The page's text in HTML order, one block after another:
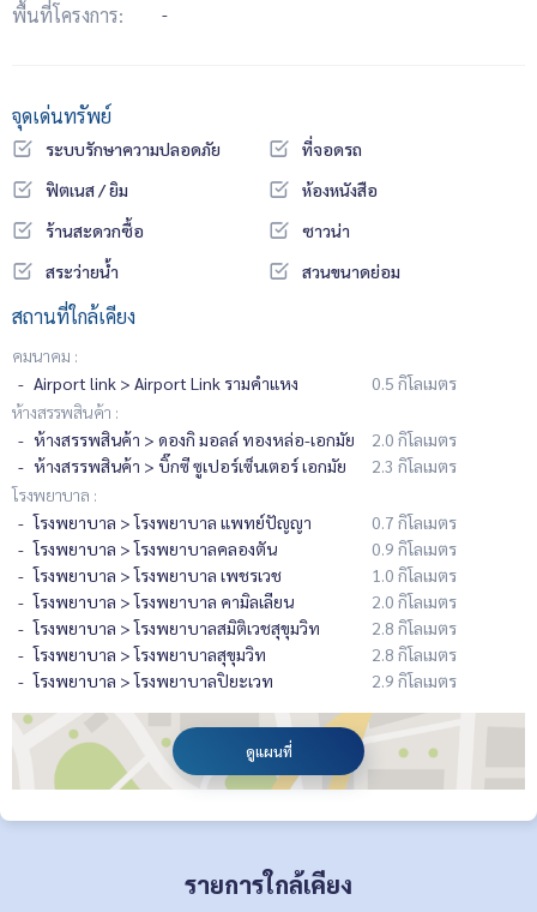
พื้นที่โครงการ: -
จุดเด่นทรัพย์
ระบบรักษาความปลอดภัย
ที่จอดรถ
ฟิตเนส / ยิม
ห้องหนังสือ
ร้านสะดวกซื้อ
ซาวน่า
สระว่ายน้ำ
สวนขนาดย่อม
สถานที่ใกล้เคียง
คมนาคม :
Airport link > Airport Link รามคำแหง
0.5 กิโลเมตร
ห้างสรรพสินค้า :
ห้างสรรพสินค้า > ดองกิ มอลล์ ทองหล่อ-เอกมัย
2.0 กิโลเมตร
ห้างสรรพสินค้า > บิ๊กซี ซูเปอร์เซ็นเตอร์ เอกมัย
2.3 กิโลเมตร
โรงพยาบาล :
โรงพยาบาล > โรงพยาบาล แพทย์ปัญญา
0.7 กิโลเมตร
โรงพยาบาล > โรงพยาบาลคลองตัน
0.9 กิโลเมตร
โรงพยาบาล > โรงพยาบาล เพชรเวช
1.0 กิโลเมตร
โรงพยาบาล > โรงพยาบาล คามิลเลียน
2.0 กิโลเมตร
โรงพยาบาล > โรงพยาบาลสมิติเวชสุขุมวิท
2.8 กิโลเมตร
โรงพยาบาล > โรงพยาบาลสุขุมวิท
2.8 กิโลเมตร
โรงพยาบาล > โรงพยาบาลปิยะเวท
2.9 กิโลเมตร
ดูแผนที่
รายการใกล้เคียง